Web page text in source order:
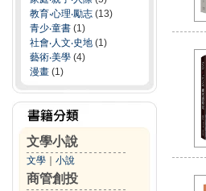
教育‧心理‧勵志 (13)
青少‧童書 (1)
社會‧人文‧史地 (1)
藝術‧美學 (4)
漫畫 (1)
文學小說
文學 小說
商管創投